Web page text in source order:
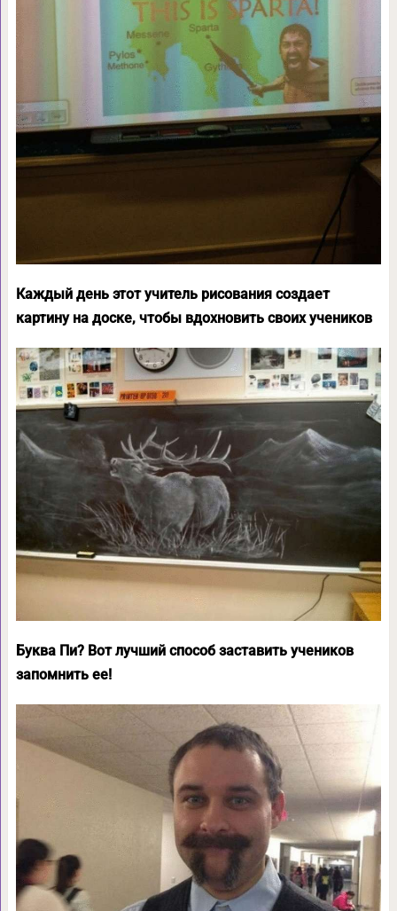
Каждый день этот учитель рисования создает
картину на доске, чтобы вдохновить своих учеников
Буква Пи? Вот лучший способ заставить учеников
запомнить ее!